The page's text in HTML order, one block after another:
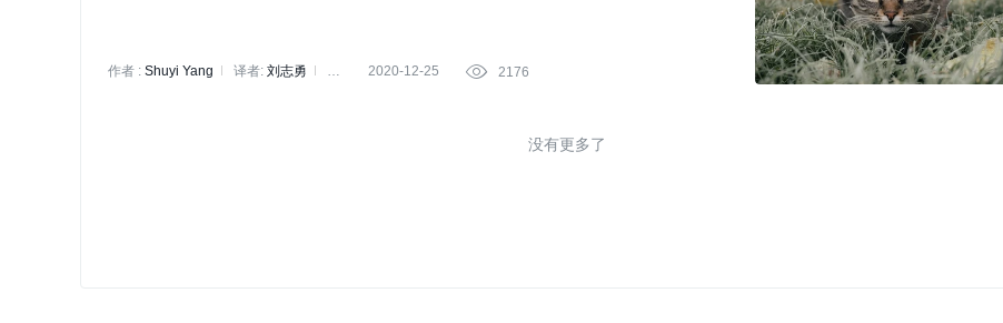
作者 : Shuyi Yang 译者: 刘志勇
策
2020-12-25  2176
没有更多了